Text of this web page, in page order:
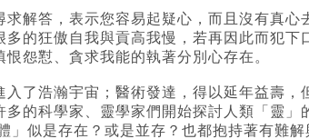
求解答，表示您容易起疑心，而且沒有真
的狂傲自我與貢高我慢，若再因此而犯下
怨懟、貪求我能的執著分別心存在。
入了浩瀚宇宙；醫術發達，得以延年益壽
多的科學家、靈學家們開始探討人類「靈
」似是存在？或是並存？也都抱持著有難